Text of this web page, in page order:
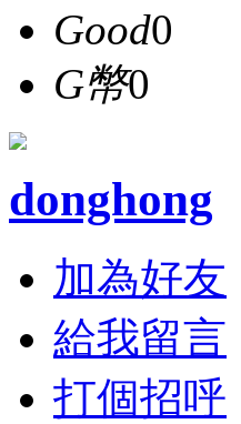
Good0
G幣0
donghong
加為好友
給我留言
打個招呼